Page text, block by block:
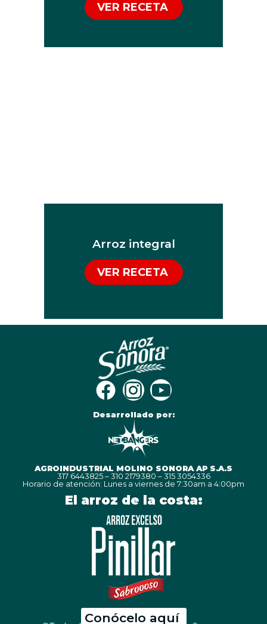
VER RECETA
Arroz integral
VER RECETA
Desarrollado por:
AGROINDUSTRIAL MOLINO SONORA AP S.A.S
317 6443825 – 310 2179380 – 315 3054336
Horario de atención: Lunes a viernes de 7:30am a 4:00pm
El arroz de la costa:
Conócelo aquí